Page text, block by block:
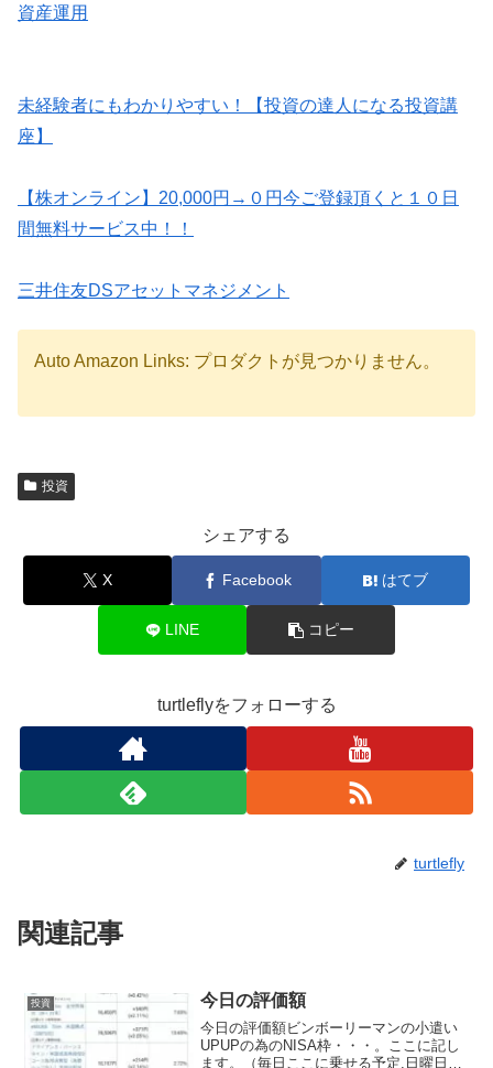
資産運用
未経験者にもわかりやすい！【投資の達人になる投資講
座】
【株オンライン】20,000円→０円今ご登録頂くと１０日
間無料サービス中！！
三井住友DSアセットマネジメント
Auto Amazon Links: プロダクトが見つかりません。
投資
シェアする
X Facebook はてブ
LINE コピー
turtleflyをフォローする
turtlefly
関連記事
投資 今日の評価額
今日の評価額ビンボーリーマンの小遣い
UPUPの為のNISA枠・・・。ここに記し
ます。（毎日ここに乗せる予定,日曜日と